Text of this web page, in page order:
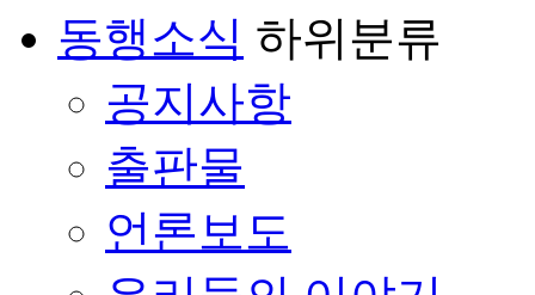
동행소식 하위분류
공지사항
출판물
언론보도